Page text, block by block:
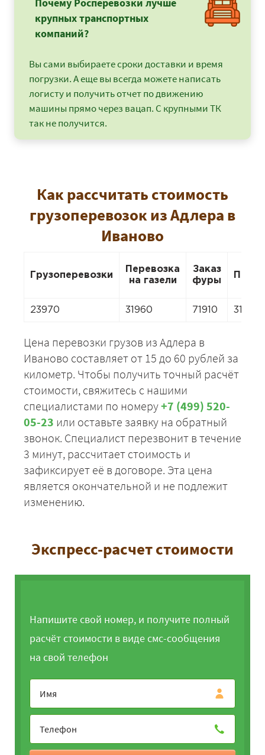
Почему Росперевозки лучше
крупных транспортных
компаний?
Вы сами выбираете сроки доставки и время
погрузки. А еще вы всегда можете написать
логисту и получить отчет по движению
машины прямо через вацап. С крупными ТК
так не получится.
Как рассчитать стоимость
грузоперевозок из Адлера в
Иваново
Грузоперевозки
Перевозка
на газели
Заказ
фуры
23970 31960 71910 31960
Цена перевозки грузов из Адлера в
Иваново составляет от 15 до 60 рублей за
километр. Чтобы получить точный расчёт
стоимости, свяжитесь с нашими
специалистами по номеру+7 (499) 520-
05-23 или оставьте заявку на обратный
звонок. Специалист перезвонит в течение
3 минут, рассчитает стоимость и
зафиксирует её в договоре. Эта цена
является окончательной и не подлежит
изменению.
Экспресс-расчет стоимости
Напишите свой номер, и получите полный
расчёт стоимости в виде смс-сообщения
на свой телефон